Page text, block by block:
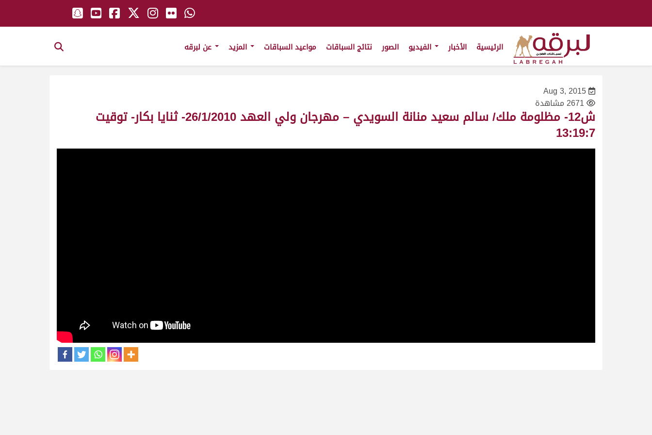
الرئيسية الأخبار الصور نتائج السباقات مواعيد السباقات
Aug 3, 2015
2671 مشاهدة
ش12- مظلومة ملك/ سالم سعيد منانة السويدي – مهرجان ولي العهد 26/1/2010- ثنايا بكار- توقيت
13:19:7